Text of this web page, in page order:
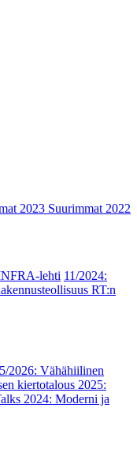
2023 Suurimmat 2022
lehti 11/2024:
RT:n
2026: Vähähiilinen
kiertotalous 2025:
2024: Moderni ja